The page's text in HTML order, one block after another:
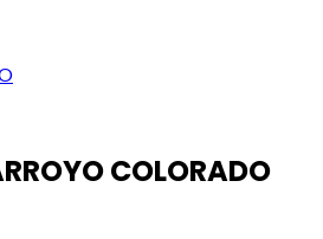
COLORADO